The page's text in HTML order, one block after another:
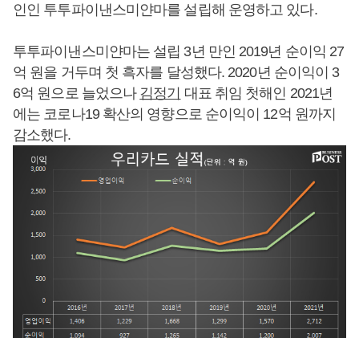
인인 투투파이낸스미얀마를 설립해 운영하고 있다.
투투파이낸스미얀마는 설립 3년 만인 2019년 순이익 27
억 원을 거두며 첫 흑자를 달성했다. 2020년 순이익이 3
6억 원으로 늘었으나 김정기
대표 취임 첫해인 2021년
에는 코로나19 확산의 영향으로 순이익이 12억 원까지
감소했다.